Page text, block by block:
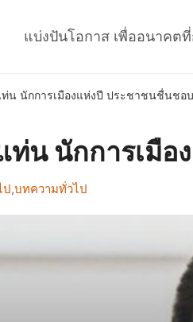
แบ่งปันโอกาส เพื่ออนาคต
ท่น นักการเมืองแห่งปี ประชาชนชื่นชอ
แท่น นักการเ
ป,บทความทั่วไป